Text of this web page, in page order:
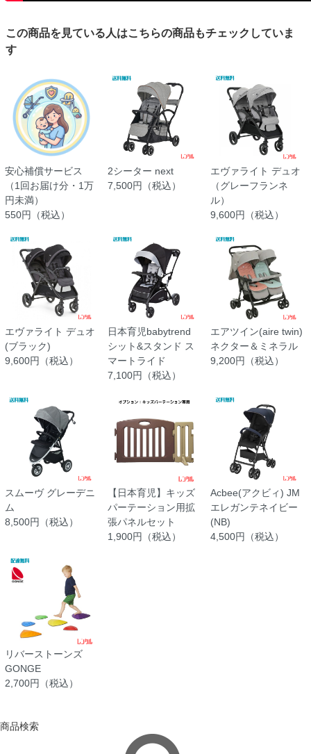
この商品を見ている人はこちらの商品もチェックしていま
す
安心補償サービス
（1回お届け分・1万
円未満）
550円（税込）
2シーター next
7,500円（税込）
エヴァライト デュオ
（グレーフランネ
ル）
9,600円（税込）
エヴァライト デュオ
(ブラック)
9,600円（税込）
日本育児babytrend
シット&スタンド ス
マートライド
7,100円（税込）
エアツイン(aire twin)
ネクター＆ミネラル
9,200円（税込）
スムーヴ グレーデニ
ム
8,500円（税込）
【日本育児】キッズ
パーテーション用拡
張パネルセット
1,900円（税込）
Acbee(アクビィ) JM
エレガンテネイビー
(NB)
4,500円（税込）
リバーストーンズ
GONGE
2,700円（税込）
商品検索